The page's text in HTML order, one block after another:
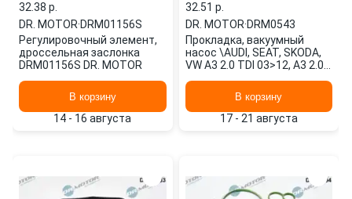
32.38 p.
DR. MOTOR·DRM01156S
Регулировочный элемент,
дроссельная заслонка
DRM01156S DR. MOTOR
В корзину
14 - 16 августа
32.51 p.
DR. MOTOR·DRM0543
Прокладка, вакуумный
насос \AUDI, SEAT, SKODA,
VW A3 2.0 TDI 03>12, A3 2.0
DRM0543 DR. MOTOR
В корзину
17 - 21 августа